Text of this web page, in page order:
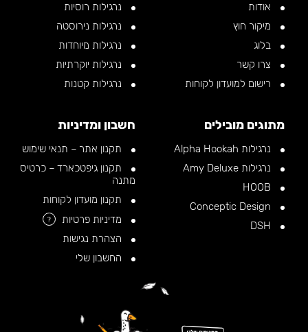
אודות
מיקור חוץ
בלוג
צרו קשר
רישום למועדון לקוחות
נרגילות רוסיות
נרגילות נירוסטה
נרגילות מיוחדות
נרגילות יוקרתיות
נרגילות קטנות
מתוגים מובילים
נרגילות Alpha Hookah
נרגילות Amy Deluxe
חשבון ומדיניות
תקנון אתר – תנאי שימוש
תקנון גיפטכארד – כרטיס
מתנה
תקנון מועדון לקוחות
מדיניות פרטיות
?
הצהרת נגישות
החשבון שלי